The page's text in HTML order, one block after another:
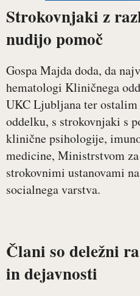
Strokovnjaki z
nudijo pomoč
Gospa Majda doda, da
hematologi Kliničnega
UKC Ljubljana ter
oddelku, s strokovnjaki s
klinične psihologije,
medicine, Ministrstvom
strokovnimi ustanovami
socialnega varstva.
Člani so deležni
in dejavnosti